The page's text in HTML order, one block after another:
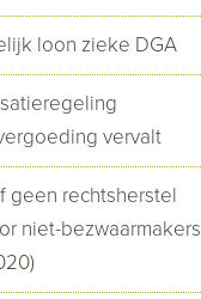
loon zieke DGA
vervalt
geen rechtsherstel
niet-bezwaarmakers